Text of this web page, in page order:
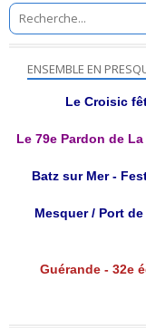
ENSEMBLE EN
Le Croisic
Le 79e Pardon de
Batz sur Mer -
Mesquer / Port
Guérande - 32e